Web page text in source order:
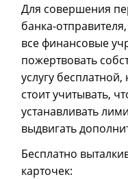
Для совершения
банка-
все финансовые
пожертвовать
услугу
стоит учитывать,
устанавливать
выдвигать
Бесплатно
карточек: